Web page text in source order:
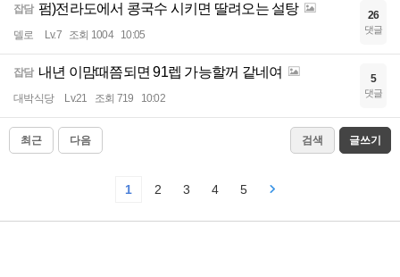
잡담 펌)전라도에서 콩국수 시키면 딸려오는 설탕
델로 Lv.7 조회 1004 10:05
26
댓글
잡담 내년 이맘때쯤되면 91렙 가능할꺼 같네여
대박식당 Lv.21 조회 719 10:02
5
댓글
최근 다음 검색 글쓰기
1 2 3 4 5